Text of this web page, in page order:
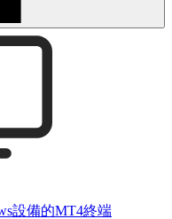
設備的MT4終端